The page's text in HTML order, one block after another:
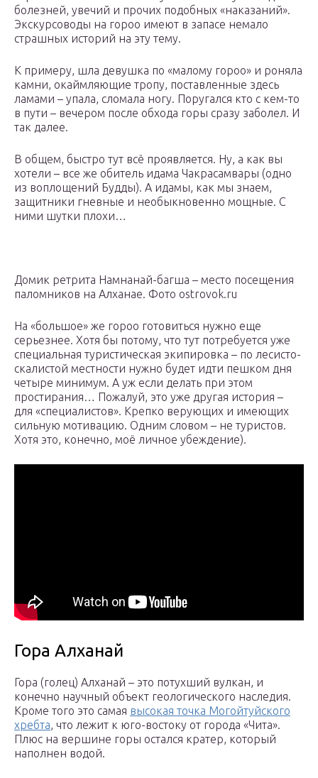
болезней, увечий и прочих подобных «наказаний».
Экскурсоводы на гороо имеют в запасе немало
страшных историй на эту тему.
К примеру, шла девушка по «малому гороо» и роняла
камни, окаймляющие тропу, поставленные здесь
ламами – упала, сломала ногу. Поругался кто с кем-то
в пути – вечером после обхода горы сразу заболел. И
так далее.
В общем, быстро тут всё проявляется. Ну, а как вы
хотели – все же обитель идама Чакрасамвары (одно
из воплощений Будды). А идамы, как мы знаем,
защитники гневные и необыкновенно мощные. С
ними шутки плохи…
Домик ретрита Намнанай-багша – место посещения
паломников на Алханае. Фото ostrovok.ru
На «большое» же гороо готовиться нужно еще
серьезнее. Хотя бы потому, что тут потребуется уже
специальная туристическая экипировка – по лесисто-
скалистой местности нужно будет идти пешком дня
четыре минимум. А уж если делать при этом
простирания… Пожалуй, это уже другая история –
для «специалистов». Крепко верующих и имеющих
сильную мотивацию. Одним словом – не туристов.
Хотя это, конечно, моё личное убеждение).
Гора Алханай
Гора (голец) Алханай – это потухший вулкан, и
конечно научный объект геологического наследия.
Кроме того это самая высокая точка Могойтуйского
хребта, что лежит к юго-востоку от города «Чита».
Плюс на вершине горы остался кратер, который
наполнен водой.